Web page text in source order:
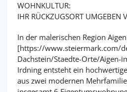
WOHNKULTUR:
IHR RÜCKZUGSORT UMGEBEN
In der malerischen Region
[https://www.steiermark.com/
Dachstein/Staedte-Orte/Aigen-
Irdning entsteht ein
aus zwei modernen